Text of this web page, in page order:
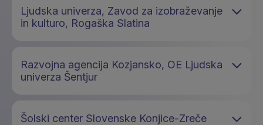
Ljudska univerza, Zavod za izobraževanje
in kulturo, Rogaška Slatina
Razvojna agencija Kozjansko, OE Ljudska
univerza Šentjur
Šolski center Slovenske Konjice-Zreče